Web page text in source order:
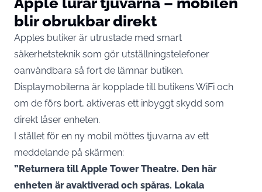
blir obrukbar direkt
Apples butiker är utrustade med smart
säkerhetsteknik som gör utställningstelefoner
oanvändbara så fort de lämnar butiken.
Displaymobilerna är kopplade till butikens WiFi och
om de förs bort, aktiveras ett inbyggt skydd som
direkt låser enheten.
I stället för en ny mobilmöttes tjuvarna av ett
meddelande på skärmen:
”Returnera till Apple Tower Theatre. Den här
enheten är avaktiverad och spåras. Lokala